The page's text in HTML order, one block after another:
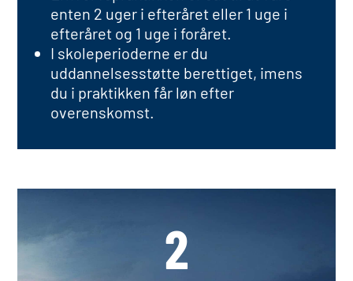
enten 2 uger i efteråret eller 1 uge i
efteråret og 1 uge i foråret.
I skoleperioderne er du
uddannelsesstøtte berettiget, imens
du i praktikken får løn efter
overenskomst.
2